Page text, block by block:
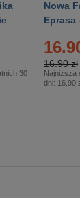
30
Nowa
Eprasa
16.90 zł
Najniższa
dni: 16.90